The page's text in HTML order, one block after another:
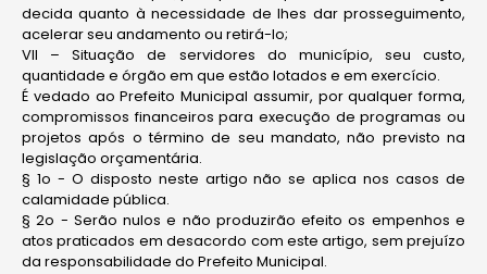
decida quanto à necessidade de lhes dar prosseguimento,
acelerar seu andamento ou retirá-lo;
VII – Situação de servidores do município, seu custo,
quantidade e órgão em que estão lotados e em exercício.
É vedado ao Prefeito Municipal assumir, por qualquer forma,
compromissos financeiros para execução de programas ou
projetos após o término de seu mandato, não previsto na
legislação orçamentária.
§ 1o - O disposto neste artigo não se aplica nos casos de
calamidade pública.
§ 2o - Serão nulos e não produzirão efeito os empenhos e
atos praticados em desacordo com este artigo, sem prejuízo
da responsabilidade do Prefeito Municipal.